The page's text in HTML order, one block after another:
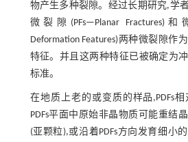
物产生多种裂隙。经过长期研究,学
微裂隙(PFs—Planar Fractures)和
Deformation Features)两种微裂隙作
特征。并且这两种特征已被确定为
标准。
在地质上老的或变质的样品,PDFs
PDFs平面中原始非晶物质可能重结
(亚颗粒),或沿着PDFs方向发育细小